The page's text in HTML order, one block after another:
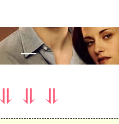
⥥ ⥥ ⥥